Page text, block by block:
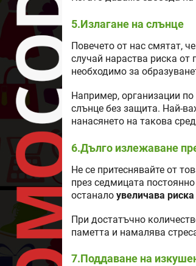
5.Излагане на слънце
Повечето от нас смятат,
случай нараства риска от
необходимо за
Например, организации
слънце без защита. Най-
нанасянето на такова
6.Дълго излежаване
Не се притеснявайте от
през седмицата
останало увеличава
При достатъчно
паметта и намалява
7.Поддаване на